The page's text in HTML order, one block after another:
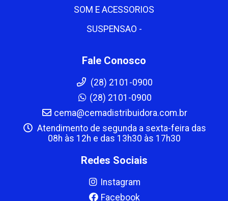
SOM E ACESSORIOS
SUSPENSAO -
Fale Conosco
(28) 2101-0900
(28) 2101-0900
cema@cemadistribuidora.com.br
Atendimento de segunda a sexta-feira das
08h às 12h e das 13h30 às 17h30
Redes Sociais
Instagram
Facebook